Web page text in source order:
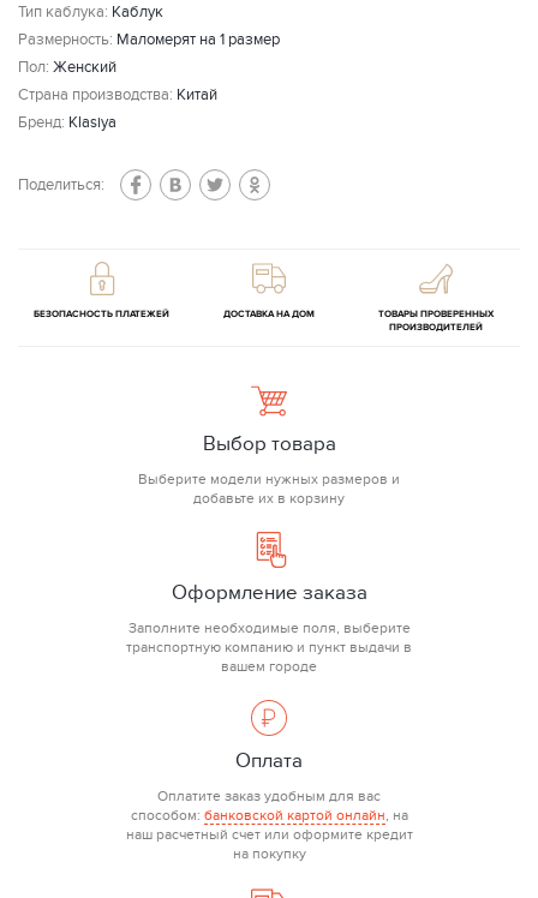
Тип каблука: Каблук
Размерность: Маломерят на 1 размер
Пол: Женский
Страна производства: Китай
Бренд: Klasiya
Поделиться:
БЕЗОПАСНОСТЬ ПЛАТЕЖЕЙ ДОСТАВКА НА ДОМ
ТОВАРЫ ПРОВЕРЕННЫХ
ПРОИЗВОДИТЕЛЕЙ
Выбор товара
Выберите модели нужных размеров и
добавьте их в корзину
Оформление заказа
Заполните необходимые поля, выберите
транспортную компанию и пункт выдачи в
вашем городе
Оплата
Оплатите заказ удобным для вас
способом: банковской картой онлайн, на
наш расчетный счет или оформите кредит
на покупку